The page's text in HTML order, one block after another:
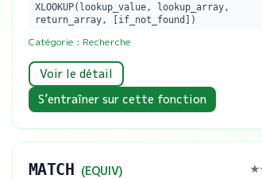
XLOOKUP(lookup_value, lookup_array,
return_array, [if_not_found])
Catégorie : Recherche
Voir le détail
S’entraîner sur cette fonction
MATCH (EQUIV)